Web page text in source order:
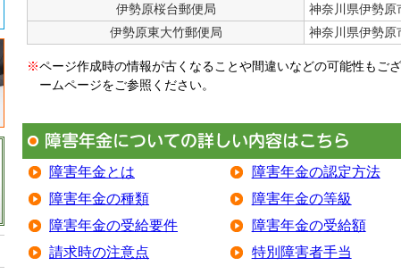
伊勢原桜台郵便局
神奈川県伊勢
伊勢原東大竹郵便局
神奈川県伊勢
※ページ作成時の情報が古くなることや間違いなどの可能性もご
ームページをご参照ください。
障害年金とは
障害年金の認定方法
障害年金の種類
障害年金の等級
障害年金の受給要件
障害年金の受給額
請求時の注意点
特別障害者手当